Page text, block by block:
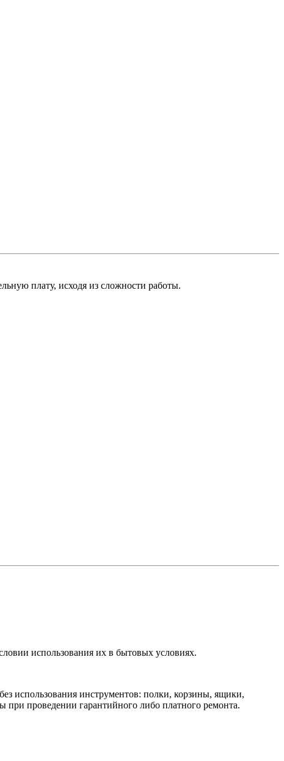
плату, исходя из сложности работы.
использования их в бытовых условиях.
использования инструментов: полки, корзины, ящики,
проведении гарантийного либо платного ремонта.